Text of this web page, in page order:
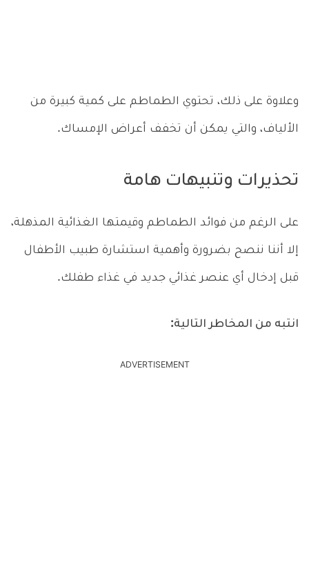
وعلاوة على ذلك، تحتوي الطماطم على كمية كبيرة من
الألياف، والتي يمكن أن تخفف أعراض الإمساك.
تحذيرات وتنبيهات هامة
على الرغم من فوائد الطماطم وقيمتها الغذائية المذهلة،
إلا أننا ننصح بضرورة وأهمية استشارة طبيب الأطفال
قبل إدخال أي عنصر غذائي جديد في غذاء طفلك.
انتبه من المخاطر التالية:
ADVERTISEMENT